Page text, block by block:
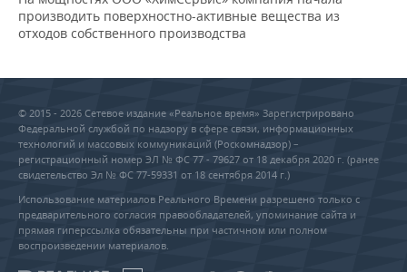
производить поверхностно-активные вещества из
отходов собственного производства
© 2015 - 2026 Сетевое издание «Реальное время» Зарегистрировано
Федеральной службой по надзору в сфере связи, информационных
технологий и массовых коммуникаций (Роскомнадзор) –
регистрационный номер ЭЛ № ФС 77 - 79627 от 18 декабря 2020 г. (ранее
свидетельство Эл № ФС 77-59331 от 18 сентября 2014 г.)
Использование материалов Реального Времени разрешено только с
предварительного согласия правообладателей, упоминание сайта и
прямая гиперссылка обязательны при частичном или полном
воспроизведении материалов.